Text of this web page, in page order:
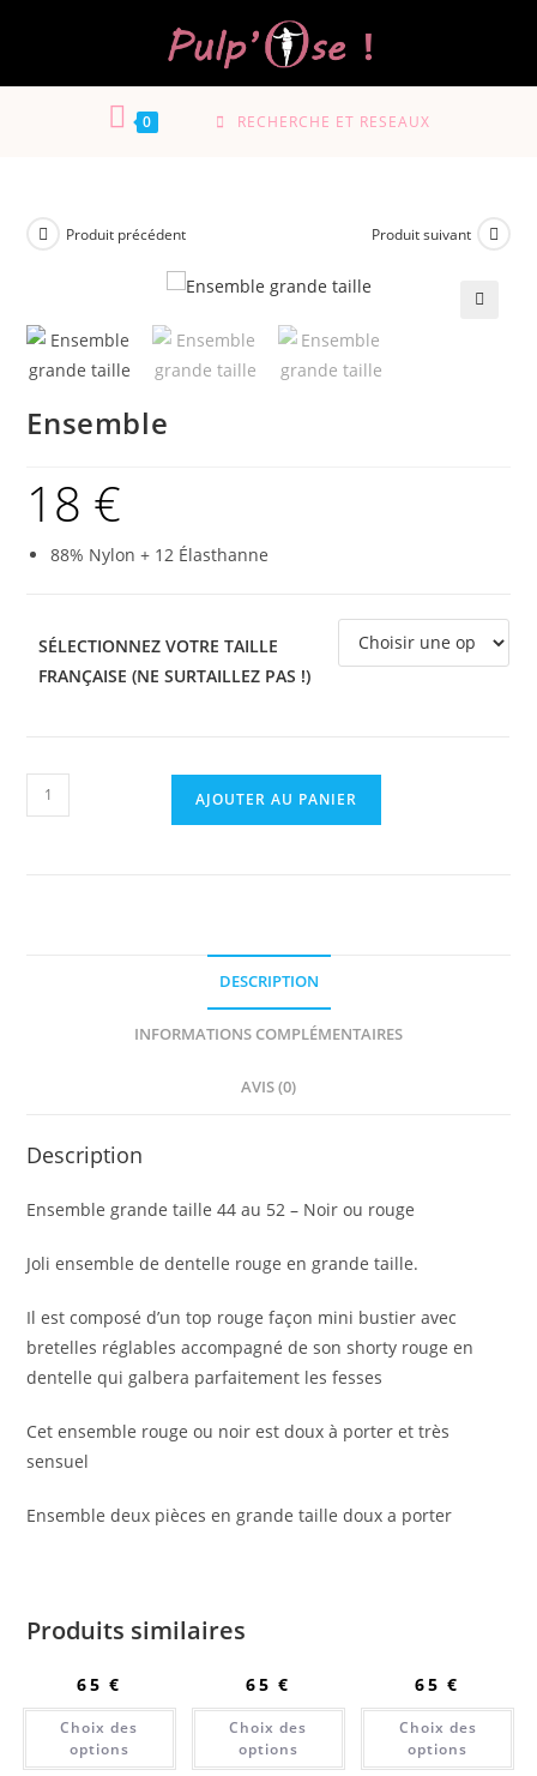
0 RECHERCHE ET RESEAUX
Produit précédent Produit suivant
Ensemble
18 €
88% Nylon + 12 Élasthanne
SÉLECTIONNEZ VOTRE TAILLE
FRANÇAISE (NE SURTAILLEZ PAS !)
AJOUTER AU PANIER
DESCRIPTION
INFORMATIONS COMPLÉMENTAIRES
AVIS (0)
Description
Ensemble grande taille 44 au 52 – Noir ou rouge
Joli ensemble de dentelle rouge en grande taille.
Il est composé d’un top rouge façon mini bustier avec
bretelles réglables accompagné de son shorty rouge en
dentelle qui galbera parfaitement les fesses
Cet ensemble rouge ou noir est doux à porter et très
sensuel
Ensemble deux pièces en grande taille doux a porter
Produits similaires
65€
Choix des
options
65€
Choix des
options
65€
Choix des
options